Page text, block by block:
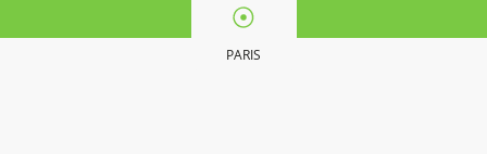
PARIS